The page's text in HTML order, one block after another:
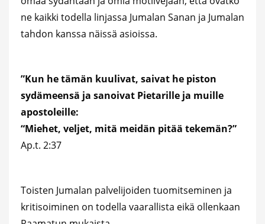
ne kaikki todella linjassa Jumalan Sanan ja Jumalan
tahdon kanssa näissä asioissa.
”Kun he tämän kuulivat, saivat he piston
sydämeensä ja sanoivat Pietarille ja muille
apostoleille:
“Miehet, veljet, mitä meidän pitää tekemän?”
Ap.t. 2:37
Toisten Jumalan palvelijoiden tuomitseminen ja
kritisoiminen on todella vaarallista eikä ollenkaan